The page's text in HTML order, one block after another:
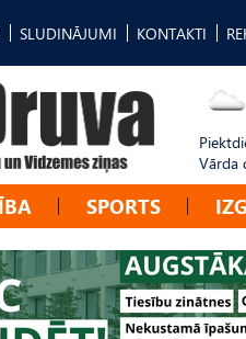
SLUDINĀJUMI KONTAKTI
Vārda
SPORTS